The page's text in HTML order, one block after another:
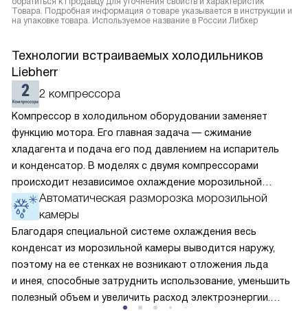
Товара. Подробная информация о товаре указывается в инструкции и
на упаковке товара. Используемое название в России Либхер
Технологии встраиваемых холодильников
Liebherr
2 компрессора
Компрессор в холодильном оборудовании заменяет
функцию мотора. Его главная задача — сжимание
хладагента и подача его под давлением на испаритель
и конденсатор. В моделях с двумя компрессорами
происходит независимое охлаждение морозильной
и холодильной камеры. В них можно отдельно друг
от друга выставить температуру. Поскольку каждый
элемент охлаждает только одно из отделений, его
мощность и, соответственно, энергоёмкость ниже, чем
у однокомпрессорного варианта.
Автоматическая разморозка морозильной
камеры
Благодаря специальной системе охлаждения весь
конденсат из морозильной камеры выводится наружу,
поэтому на ее стенках не возникают отложения льда
и инея, способные затруднить использование, уменьшить
полезный объем и увеличить расход электроэнергии.